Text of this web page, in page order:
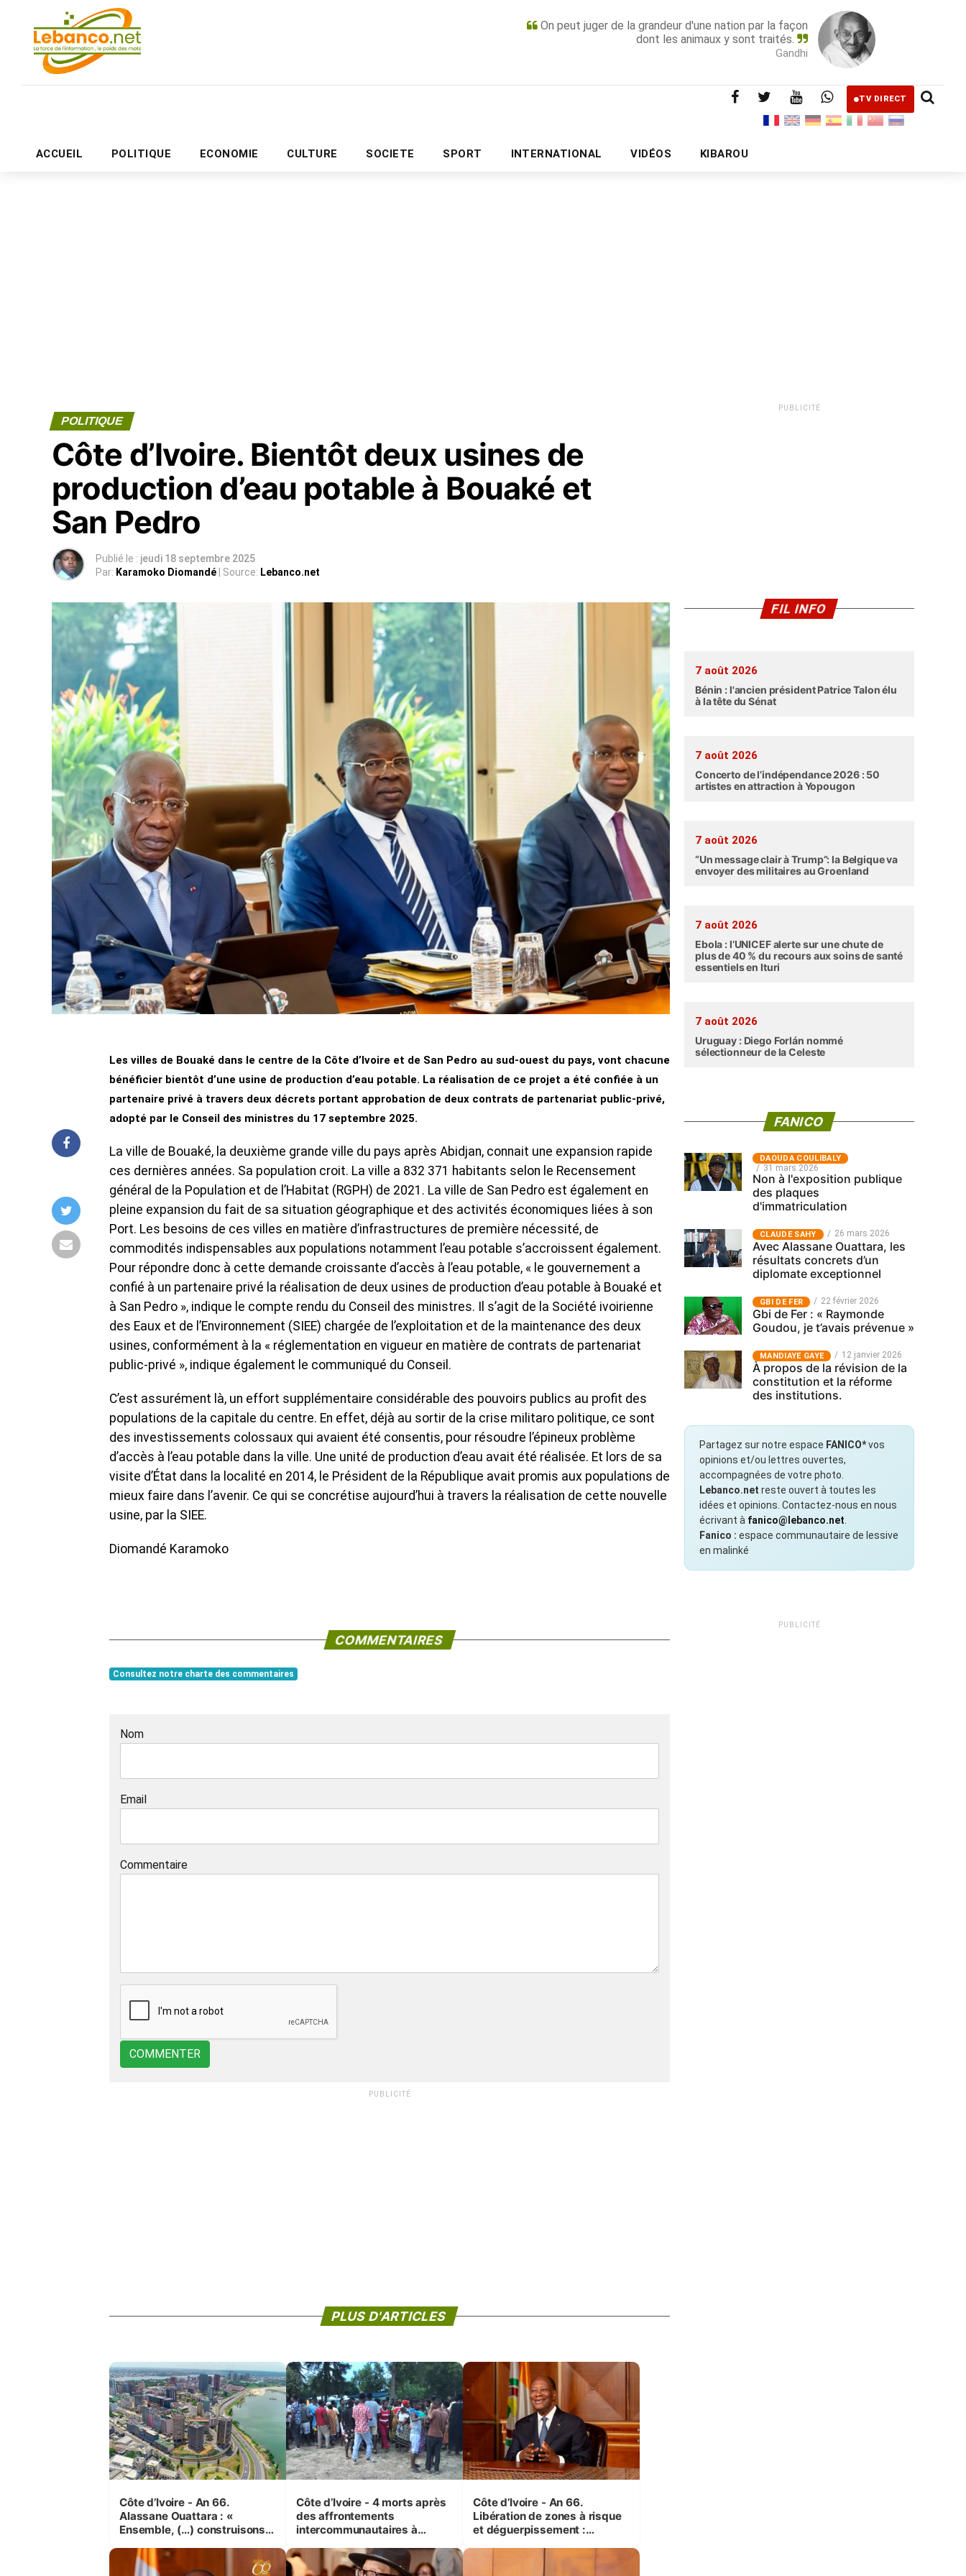
On peut juger de la grandeur d'une nation par la façon
dont les animaux y sont traités.
Gandhi
TV DIRECT
ACCUEIL POLITIQUE ECONOMIE CULTURE SOCIETE SPORT INTERNATIONAL VIDÉOS KIBAROU
PUBLICITÉ
POLITIQUE
Côte d’Ivoire. Bientôt deux usines de
production d’eau potable à Bouaké et
San Pedro
Publié le : jeudi 18 septembre 2025
Par: Karamoko Diomandé | Source: Lebanco.net
Les villes de Bouaké dans le centre de la Côte d’Ivoire et de San Pedro au sud-ouest du pays, vont chacune
bénéficier bientôt d’une usine de production d’eau potable. La réalisation de ce projet a été confiée à un
partenaire privé à travers deux décrets portant approbation de deux contrats de partenariat public-privé,
adopté par le Conseil des ministres du 17 septembre 2025.
La ville de Bouaké, la deuxième grande ville du pays après Abidjan, connait une expansion rapide
ces dernières années. Sa population croit. La ville a 832 371 habitants selon le Recensement
général de la Population et de l’Habitat (RGPH) de 2021. La ville de San Pedro est également en
pleine expansion du fait de sa situation géographique et des activités économiques liées à son
Port. Les besoins de ces villes en matière d’infrastructures de première nécessité, de
commodités indispensables aux populations notamment l’eau potable s’accroissent également.
Pour répondre donc à cette demande croissante d’accès à l’eau potable, « le gouvernement a
confié à un partenaire privé la réalisation de deux usines de production d’eau potable à Bouaké et
à San Pedro », indique le compte rendu du Conseil des ministres. Il s’agit de la Société ivoirienne
des Eaux et de l’Environnement (SIEE) chargée de l’exploitation et de la maintenance des deux
usines, conformément à la « réglementation en vigueur en matière de contrats de partenariat
public-privé », indique également le communiqué du Conseil.
C’est assurément là, un effort supplémentaire considérable des pouvoirs publics au profit des
populations de la capitale du centre. En effet, déjà au sortir de la crise militaro politique, ce sont
des investissements colossaux qui avaient été consentis, pour résoudre l’épineux problème
d’accès à l’eau potable dans la ville. Une unité de production d’eau avait été réalisée. Et lors de sa
visite d’État dans la localité en 2014, le Président de la République avait promis aux populations de
mieux faire dans l’avenir. Ce qui se concrétise aujourd’hui à travers la réalisation de cette nouvelle
usine, par la SIEE.
Diomandé Karamoko
COMMENTAIRES
Consultez notre charte des commentaires
Nom
Email
Commentaire
COMMENTER
PUBLICITÉ
PLUS D'ARTICLES
Côte d’Ivoire - An 66.
Alassane Ouattara : «
Ensemble, (…) construisons
mêmes et pour les
générations futures »
Côte d’Ivoire - 4 morts après
des affrontements
intercommunautaires à
correspondant au milieu des
sinistrés
Côte d’Ivoire - An 66.
Libération de zones à risque
et déguerpissement :
respect de l'Etat de droit pour
préserver les vies humaines
PUBLICITÉ
FIL INFO
7 août 2026
Bénin : l'ancien président Patrice Talon élu
à la tête du Sénat
7 août 2026
Concerto de l’indépendance 2026 : 50
artistes en attraction à Yopougon
7 août 2026
“Un message clair à Trump”: la Belgique va
envoyer des militaires au Groenland
7 août 2026
Ebola : l’UNICEF alerte sur une chute de
plus de 40 % du recours aux soins de santé
essentiels en Ituri
7 août 2026
Uruguay : Diego Forlán nommé
sélectionneur de la Celeste
FANICO
‎DAOUDA COULIBALY
31 mars 2026
Non à l'exposition publique
des plaques
d'immatriculation
CLAUDE SAHY 26 mars 2026
Avec Alassane Ouattara, les
résultats concrets d’un
diplomate exceptionnel
GBI DE FER 22 février 2026
Gbi de Fer : « Raymonde
Goudou, je t’avais prévenue »
MANDIAYE GAYE 12 janvier 2026
À propos de la révision de la
constitution et la réforme
des institutions.
Partagez sur notre espace FANICO*vos
opinions et/ou lettres ouvertes,
accompagnées de votre photo.
Lebanco.net reste ouvert à toutes les
idées et opinions. Contactez-nous en nous
écrivant à fanico@lebanco.net
Fanico : espace communautaire de lessive
en malinké
PUBLICITÉ